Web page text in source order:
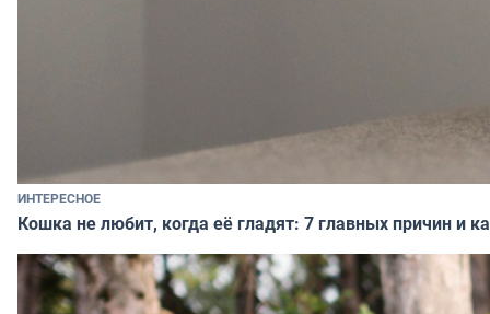
ИНТЕРЕСНОЕ
Кошка не любит, когда её гладят: 7 главных причин и